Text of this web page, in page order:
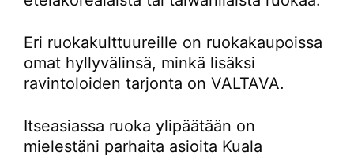
Eri ruokakulttuureille on ruokakaupoissa
omat hyllyvälinsä, minkä lisäksi
ravintoloiden tarjonta on VALTAVA.
Itseasiassa ruoka ylipäätään on
mielestäni parhaita asioita Kuala